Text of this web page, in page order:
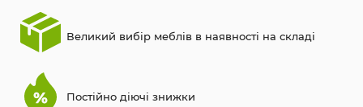
Великий вибір меблів в наявності на складі
Постійно діючі знижки